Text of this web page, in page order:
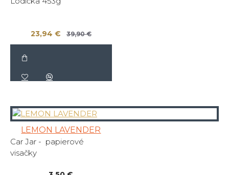
23,94 € 39,90 €
LEMON LAVENDER
Car Jar - papierové
visačky